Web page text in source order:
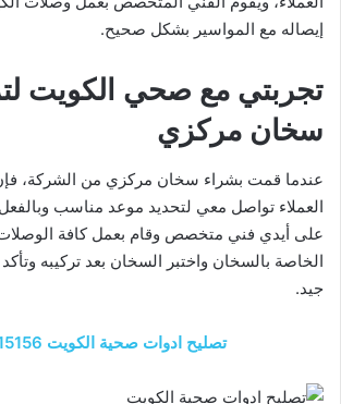
إيصاله مع المواسير بشكل صحيح.
تجربتي مع صحي الكويت
سخان مركزي
عندما قمت بشراء سخان مركزي من الشركة،
العملاء تواصل معي لتحديد موعد مناسب
على أيدي فني متخصص وقام بعمل كافة الوصلات
الخاصة بالسخان واختبر السخان بعد تركيبه
جيد.
تصليح ادوات صحية الكويت 51415156